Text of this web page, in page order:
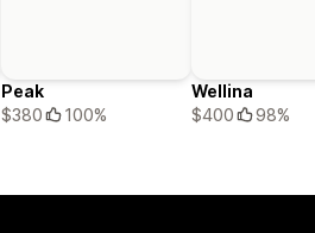
Peak
$380
100%
Wellina
$400
98%